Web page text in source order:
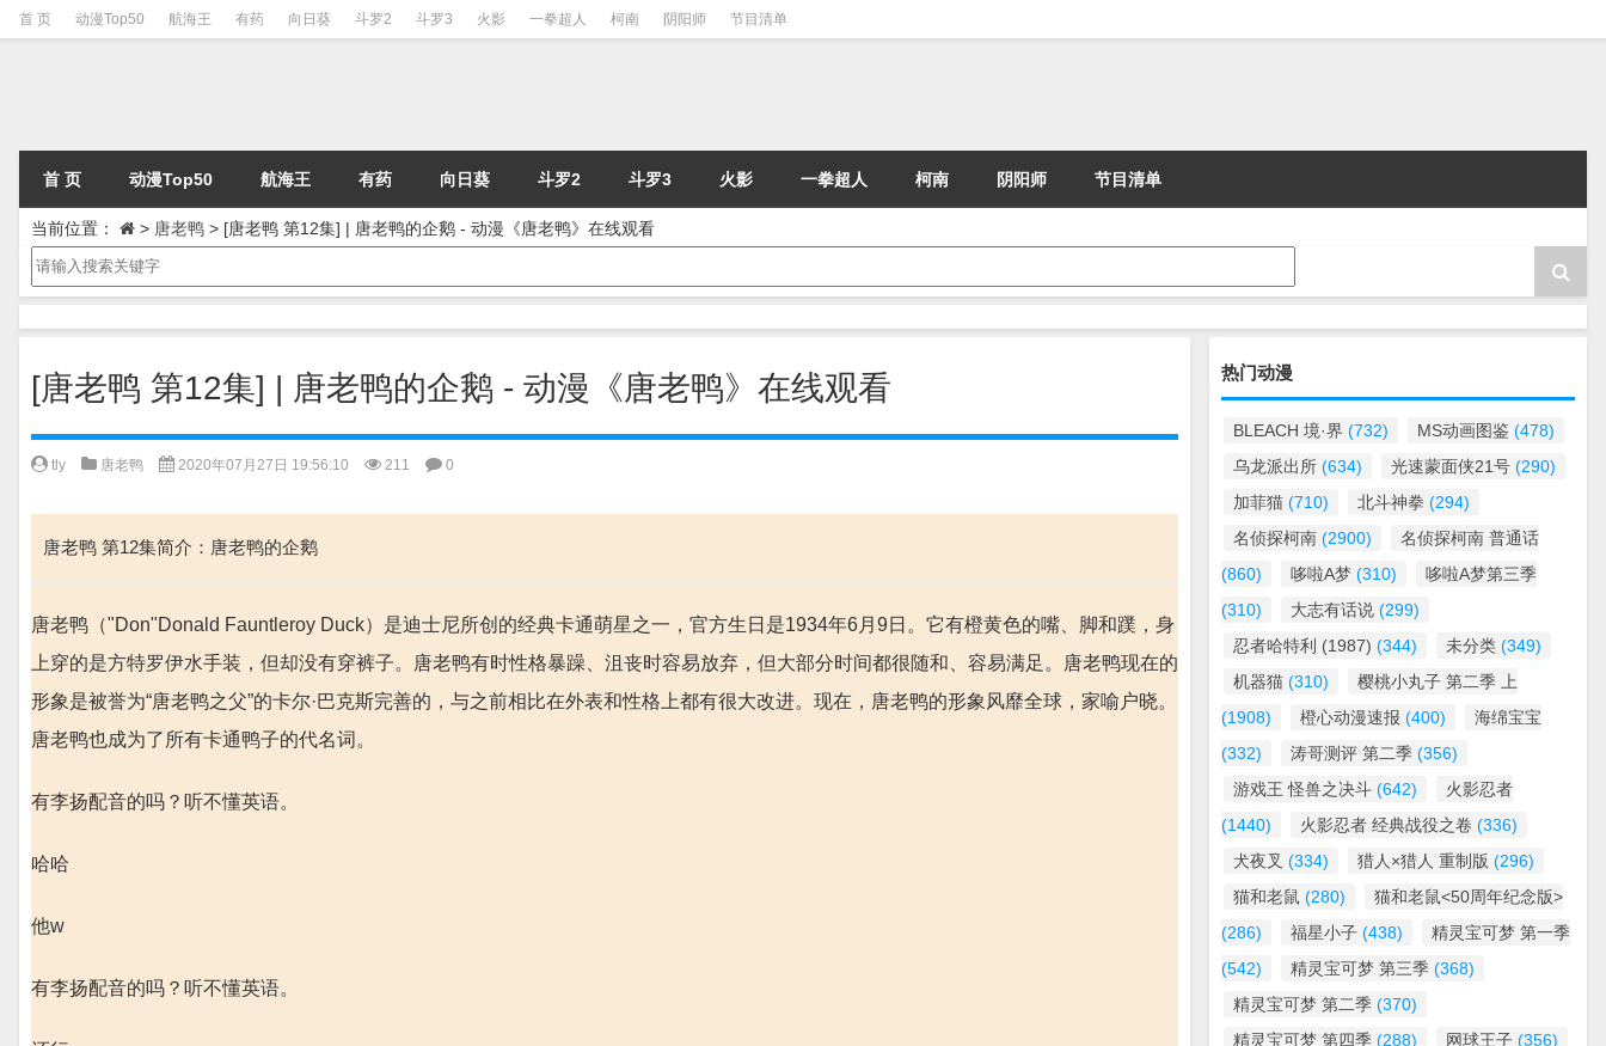
首 页 动漫Top50 航海王 有药 向日葵 斗罗2 斗罗3 火影 一拳超人 柯南 阴阳师 节目清单
首 页 动漫Top50 航海王 有药 向日葵 斗罗2 斗罗3 火影 一拳超人 柯南 阴阳师 节目清单
当前位置： > 唐老鸭 > [唐老鸭 第12集] | 唐老鸭的企鹅 - 动漫《唐老鸭》在线观看
[唐老鸭 第12集] | 唐老鸭的企鹅 - 动漫《唐老鸭》在线观看
tly 唐老鸭 2020年07月27日 19:56:10 211 0
唐老鸭 第12集简介：唐老鸭的企鹅
唐老鸭（"Don"Donald Fauntleroy Duck）是迪士尼所创的经典卡通萌星之一，官方生日是1934年6月9日。它有橙黄色的嘴、脚和蹼，身
上穿的是方特罗伊水手装，但却没有穿裤子。唐老鸭有时性格暴躁、沮丧时容易放弃，但大部分时间都很随和、容易满足。唐老鸭现在的
形象是被誉为“唐老鸭之父”的卡尔·巴克斯完善的，与之前相比在外表和性格上都有很大改进。现在，唐老鸭的形象风靡全球，家喻户晓。
唐老鸭也成为了所有卡通鸭子的代名词。
有李扬配音的吗？听不懂英语。
哈哈
他w
有李扬配音的吗？听不懂英语。
热门动漫
BLEACH 境·界 (732) MS动画图鉴 (478)
乌龙派出所 (634) 光速蒙面侠21号 (290)
加菲猫 (710) 北斗神拳 (294)
名侦探柯南 (2900)
名侦探柯南 普通话
(860)
哆啦A梦 (310)
哆啦A梦第三季
(310)
大志有话说 (299)
忍者哈特利 (1987) (344) 未分类 (349)
机器猫 (310)
樱桃小丸子 第二季 上
(1908)
橙心动漫速报 (400)
海绵宝宝
(332)
涛哥测评 第二季 (356)
游戏王 怪兽之决斗 (642)
火影忍者
(1440)
火影忍者 经典战役之卷 (336)
犬夜叉 (334) 猎人×猎人 重制版 (296)
猫和老鼠 (280)
猫和老鼠<50周年纪念版>
(286)
福星小子 (438)
精灵宝可梦 第一季
(542)
精灵宝可梦 第三季 (368)
精灵宝可梦 第二季 (370)
精灵宝可梦 第四季 (288) 网球王子 (356)